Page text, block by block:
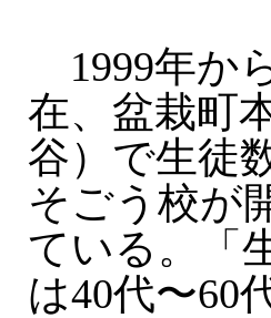
1999年か
在、盆栽町
谷）で生徒
そごう校が
ている。「
は40代〜60